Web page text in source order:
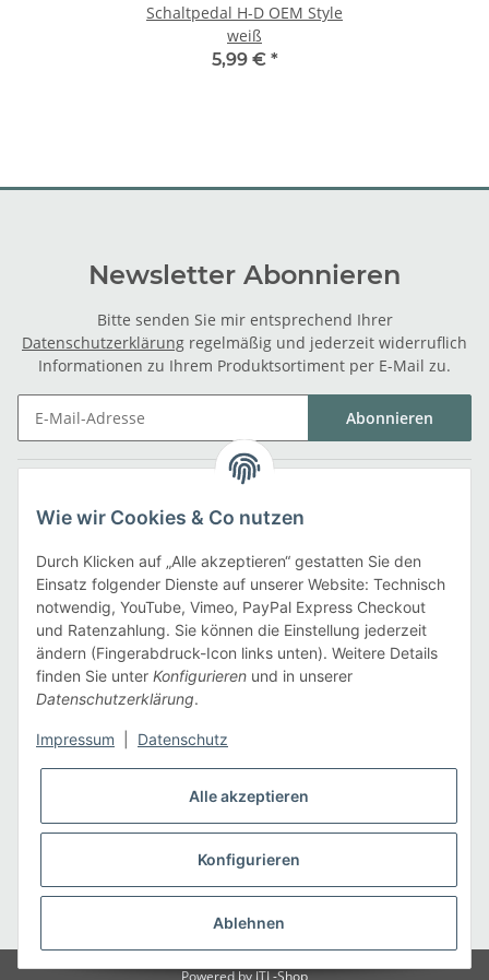
Schaltpedal H-D OEM Style
weiß
5,99 € *
Newsletter Abonnieren
Bitte senden Sie mir entsprechend Ihrer
Datenschutzerklärung regelmäßig und jederzeit widerruflich
Informationen zu Ihrem Produktsortiment per E-Mail zu.
Abonnieren
Informationen
Zahlarten
* Alle Preise inkl. gesetzlicher USt., zzgl.Versand
Powered by JTL-Shop
Wie wir Cookies & Co nutzen
Durch Klicken auf „Alle akzeptieren“ gestatten Sie den
Einsatz folgender Dienste auf unserer Website: Technisch
notwendig, YouTube, Vimeo, PayPal Express Checkout
und Ratenzahlung. Sie können die Einstellung jederzeit
ändern (Fingerabdruck-Icon links unten). Weitere Details
finden Sie unter Konfigurieren und in unserer
Datenschutzerklärung.
Impressum Datenschutz
Alle akzeptieren
Konfigurieren
Ablehnen